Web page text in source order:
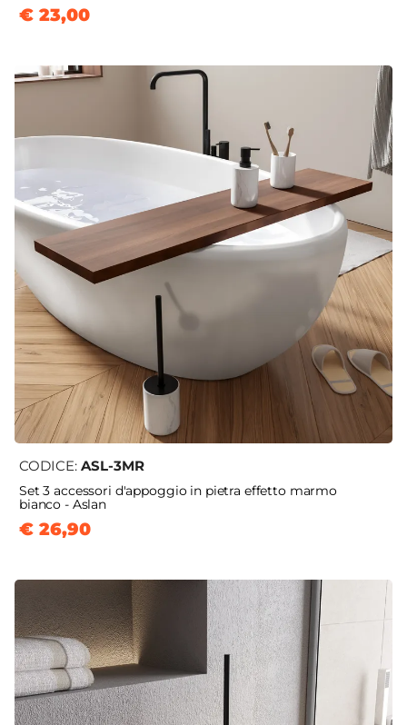
€ 23,00
CODICE: ASL-3MR
Set 3 accessori d'appoggio in pietra effetto marmo
bianco - Aslan
€ 26,90